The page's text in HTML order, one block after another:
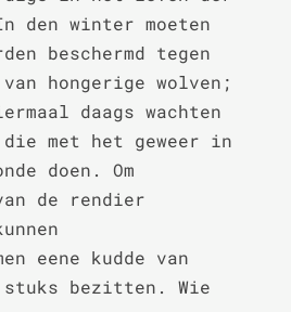
den winter moeten
beschermd tegen
hongerige wolven;
daags wachten
met het geweer in
doen. Om
de rendier
eene kudde van
stuks bezitten. Wie